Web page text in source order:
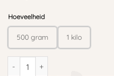
Hoeveelheid
500 gram 1 kilo